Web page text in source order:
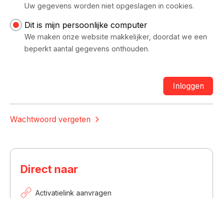
Uw gegevens worden niet opgeslagen in cookies.
Dit is mijn persoonlijke computer
We maken onze website makkelijker, doordat we een
beperkt aantal gegevens onthouden.
Inloggen
Wachtwoord vergeten
Direct naar
Activatielink aanvragen